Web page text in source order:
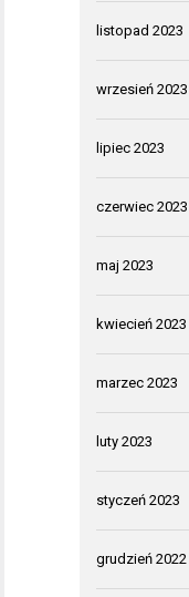
listopad 2023
wrzesień 2023
lipiec 2023
czerwiec 2023
maj 2023
kwiecień 2023
marzec 2023
luty 2023
styczeń 2023
grudzień 2022